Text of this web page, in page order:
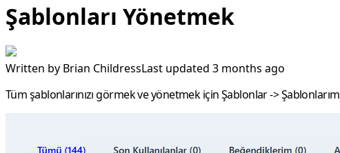
Şablonları Yönetmek
Written by Brian ChildressLast updated 3 months ago
Tüm şablonlarınızı görmek ve yönetmek içinŞablonlar->Şablonlarım